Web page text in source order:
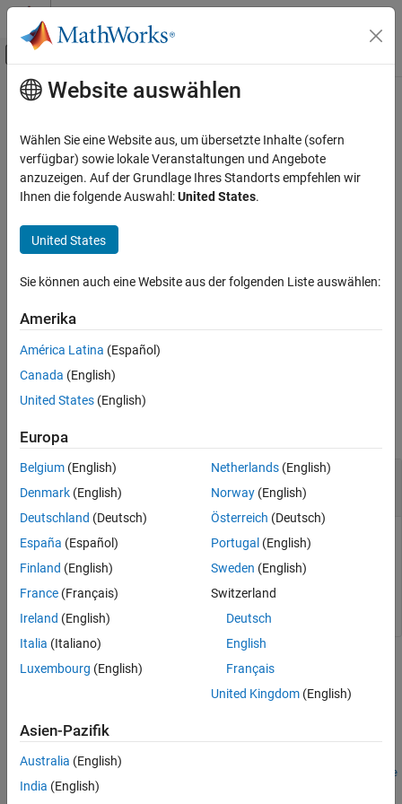
Weiter zum Inhalt
Umschaltung für Off-Canvas-
Startseite der Dokumentation
Automotive
Simulink 3D Animation
3D Environment
Syntax
Input Arguments
Version History
See Also
Hauptinhalt
wait
Wait for co-simulation to complete
Since R2025a
collapse all in page
Syntax
Description
wait(world
engine is complete.
Input Arguments
world—
sim3d.World
World object that defines the 3D environment, specified as a
Example:world = sim3d.World()
Version History
See Also
sim3d.World sim3d.Actor close
Website auswählen
Wählen Sie eine Website aus, um übersetzte Inhalte (sofern
verfügbar) sowie lokale Veranstaltungen und Angebote
anzuzeigen. Auf der Grundlage Ihres Standorts empfehlen wir
Ihnen die folgende Auswahl:United States.
United States
Sie können auch eine Website aus der folgenden Liste auswählen:
Amerika
América Latina (Español)
Canada (English)
United States (English)
Europa
Belgium (English)
Denmark (English)
Deutschland (Deutsch)
España (Español)
Finland (English)
France (Français)
Ireland (English)
Italia (Italiano)
Luxembourg (English)
Netherlands(English)
Norway(English)
Österreich (Deutsch)
Portugal (English)
Sweden (English)
Switzerland
Deutsch
English
Français
United Kingdom(English)
Asien-Pazifik
Australia (English)
India (English)